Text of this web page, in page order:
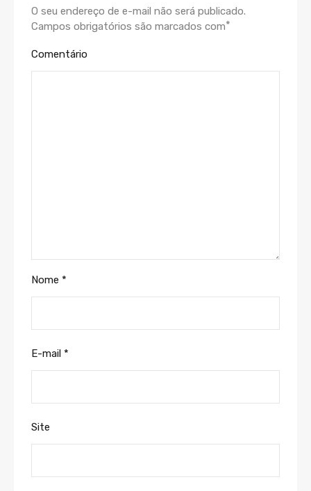
O seu endereço de e-mail não será publicado.
Campos obrigatórios são marcados com*
Comentário
Nome *
E-mail *
Site